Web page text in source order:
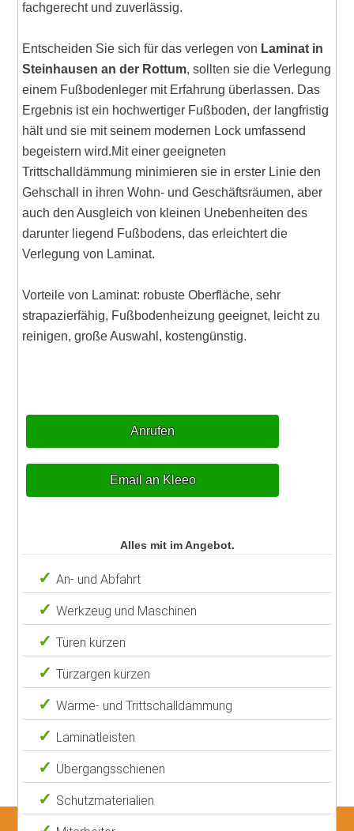
fachgerecht und zuverlässig.
Entscheiden Sie sich für das verlegen von Laminat in
Steinhausen an der Rottum, sollten sie die Verlegung
einem Fußbodenleger mit Erfahrung überlassen. Das
Ergebnis ist ein hochwertiger Fußboden, der langfristig
hält und sie mit seinem modernen Lock umfassend
begeistern wird.Mit einer geeigneten
Trittschalldämmung minimieren sie in erster Linie den
Gehschall in ihren Wohn- und Geschäftsräumen, aber
auch den Ausgleich von kleinen Unebenheiten des
darunter liegend Fußbodens, das erleichtert die
Verlegung von Laminat.
Vorteile von Laminat: robuste Oberfläche, sehr
strapazierfähig, Fußbodenheizung geeignet, leicht zu
reinigen, große Auswahl, kostengünstig.
Anrufen
Email an Kleeo
Alles mit im Angebot.
An- und Abfahrt
Werkzeug und Maschinen
Türen kürzen
Türzargen kürzen
Wärme- und Trittschalldämmung
Laminatleisten
Übergangsschienen
Schutzmaterialien